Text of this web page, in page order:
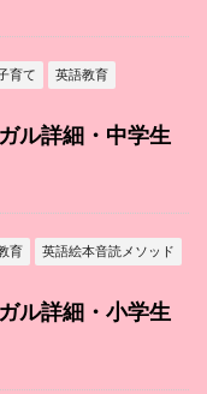
育て 英語教育
ル詳細・中学生
育 英語絵本音読メソッド
ル詳細・小学生